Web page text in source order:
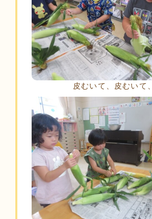
皮むいて、皮むいて、